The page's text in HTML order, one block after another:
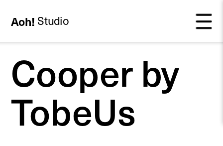
Aoh! Studio
Cooper by
TobeUs